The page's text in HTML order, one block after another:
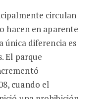
circulan
hacen en aparente
única diferencia es
El parque
cuando el